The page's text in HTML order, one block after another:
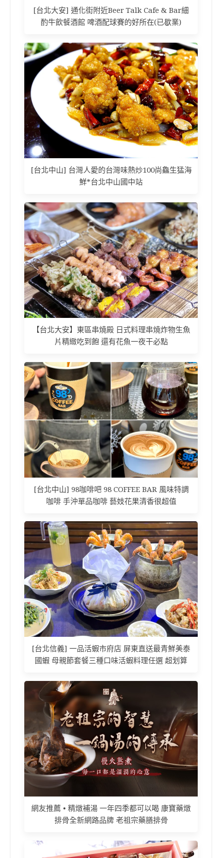
[台北大安] 通化街附近Beer Talk Cafe & Bar細
酌牛飲餐酒館 啤酒配球賽的好所在(已歇業)
[台北中山] 台灣人愛的台灣味熱炒100尚鱻生猛海
鮮*台北中山國中站
【台北大安】東區串燒殿 日式料理串燒炸物生魚
片精緻吃到飽 還有花魚一夜干必點
[台北中山] 98咖啡吧 98 COFFEE BAR 風味特調
咖啡 手沖單品咖啡 藝妓花果清香很超值
[台北信義] 一品活蝦市府店 屏東直送最青鮮美泰
國蝦 母親節套餐三種口味活蝦料理任選 超划算
網友推薦 • 精燉補湯 一年四季都可以喝 康寶藥燉
排骨全新網路品牌 老祖宗藥膳排骨